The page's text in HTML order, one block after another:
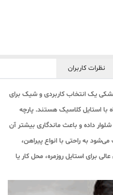
نظرات کاربران
یک انتخاب کاربردی و شیک برای
با استایل کلاسیک هستند. پارچه
شلوار داده و باعث ماندگاری بیشتر آن
به راحتی با انواع پیراهن،
برای استایل روزمره، محل کار یا